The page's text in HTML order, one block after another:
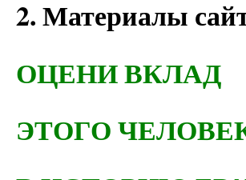
2. Материалы
ОЦЕНИ ВКЛАД
ЭТОГО